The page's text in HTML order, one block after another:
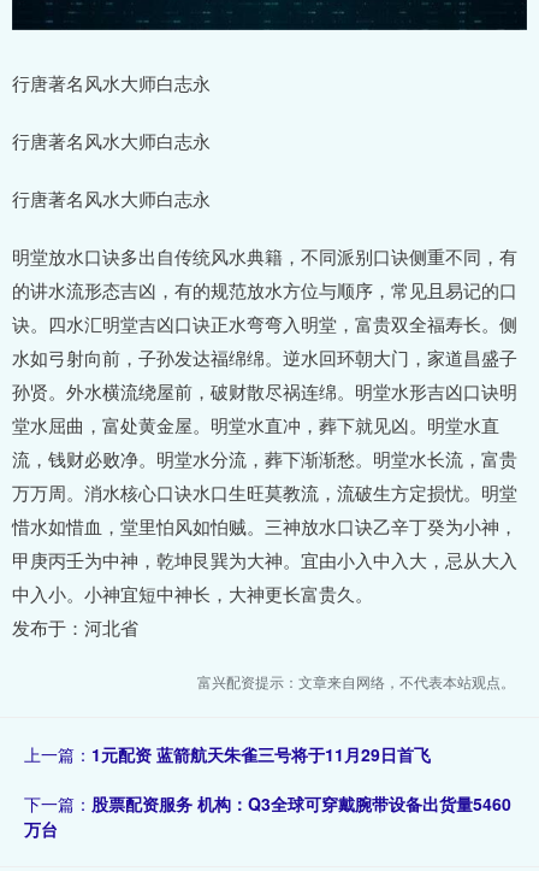
行唐著名风水大师白志永
行唐著名风水大师白志永
行唐著名风水大师白志永
明堂放水口诀多出自传统风水典籍，不同派别口诀侧重不同，有
的讲水流形态吉凶，有的规范放水方位与顺序，常见且易记的口
诀。四水汇明堂吉凶口诀正水弯弯入明堂，富贵双全福寿长。侧
水如弓射向前，子孙发达福绵绵。逆水回环朝大门，家道昌盛子
孙贤。外水横流绕屋前，破财散尽祸连绵。明堂水形吉凶口诀明
堂水屈曲，富处黄金屋。明堂水直冲，葬下就见凶。明堂水直
流，钱财必败净。明堂水分流，葬下渐渐愁。明堂水长流，富贵
万万周。消水核心口诀水口生旺莫教流，流破生方定损忧。明堂
惜水如惜血，堂里怕风如怕贼。三神放水口诀乙辛丁癸为小神，
甲庚丙壬为中神，乾坤艮巽为大神。宜由小入中入大，忌从大入
中入小。小神宜短中神长，大神更长富贵久。
发布于：河北省
富兴配资提示：文章来自网络，不代表本站观点。
上一篇： 1元配资 蓝箭航天朱雀三号将于11月29日首飞
下一篇： 股票配资服务 机构：Q3全球可穿戴腕带设备出货量5460
万台